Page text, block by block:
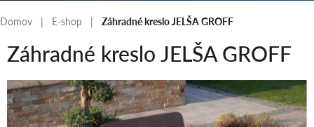
Domov E-shop Záhradné kreslo JELŠA GROFF
Záhradné kreslo JELŠA GROFF